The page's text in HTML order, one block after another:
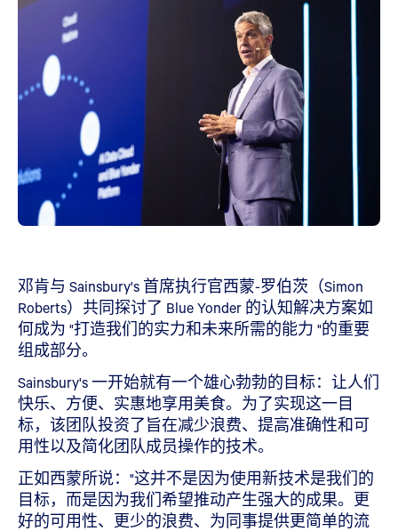
邓肯与 Sainsbury's 首席执行官西蒙-罗伯茨（Simon
Roberts）共同探讨了 Blue Yonder 的认知解决方案如
何成为 "打造我们的实力和未来所需的能力 "的重要
组成部分。
Sainsbury's 一开始就有一个雄心勃勃的目标：让人们
快乐、方便、实惠地享用美食。为了实现这一目
标，该团队投资了旨在减少浪费、提高准确性和可
用性以及简化团队成员操作的技术。
正如西蒙所说："这并不是因为使用新技术是我们的
目标，而是因为我们希望推动产生强大的成果。更
好的可用性、更少的浪费、为同事提供更简单的流